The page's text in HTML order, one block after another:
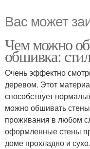
Вас может
Чем можно
обшивка:
Очень эффектно
деревом. Этот
способствует
можно обшивать
проживания в любом
оформленные стены
доме прохладно и сухо.